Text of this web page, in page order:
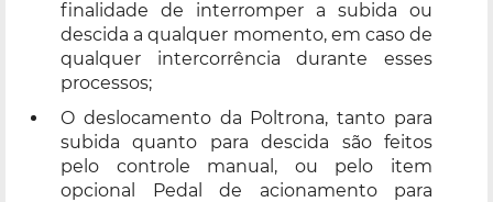
finalidade de interromper a subida ou
descida a qualquer momento, em caso de
qualquer intercorrência durante esses
processos;
O deslocamento da Poltrona, tanto para
subida quanto para descida são feitos
pelo controle manual, ou pelo item
opcional Pedal de acionamento para